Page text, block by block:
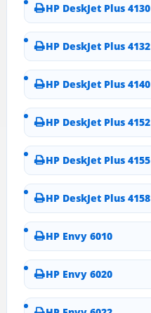
HP DeskJet Plus 4130
HP DeskJet Plus 4132
HP DeskJet Plus 4140
HP DeskJet Plus 4152
HP DeskJet Plus 4155
HP DeskJet Plus 4158
HP Envy 6010
HP Envy 6020